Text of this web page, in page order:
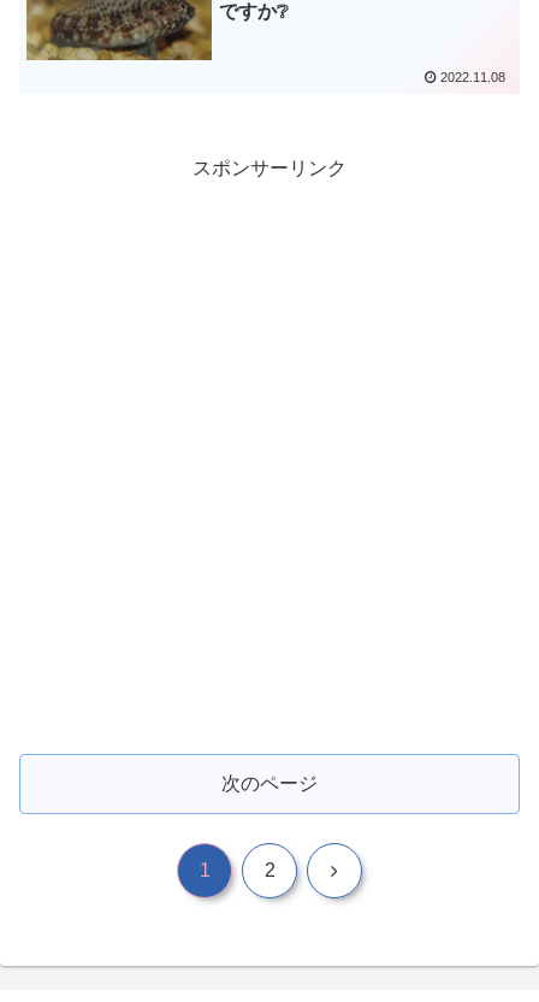
ですか❔
2022.11.08
スポンサーリンク
次のページ
1 2 次